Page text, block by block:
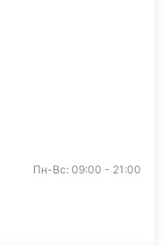
Пн-Вс: 09:00 - 21:00